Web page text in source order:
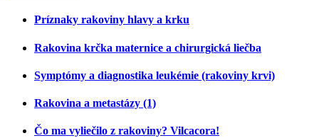
Príznaky rakoviny hlavy a krku
Rakovina krčka maternice a chirurgická liečba
Symptómy a diagnostika leukémie (rakoviny krvi)
Rakovina a metastázy (1)
Čo ma vyliečilo z rakoviny? Vilcacora!